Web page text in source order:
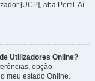
[UCP], aba Perfil. Aí
Utilizadores Online?
opção
meu estado Online.